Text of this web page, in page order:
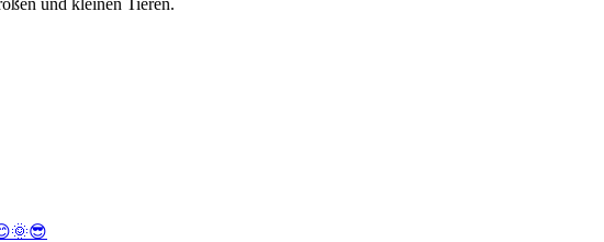
und kleinen Tieren.